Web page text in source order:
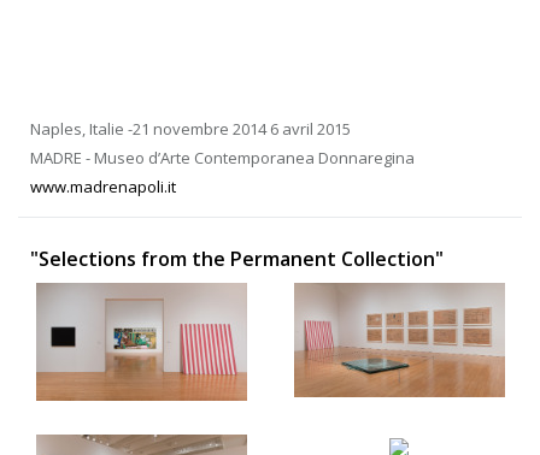
Naples, Italie -21 novembre 2014 6 avril 2015
MADRE - Museo d’Arte Contemporanea Donnaregina
www.madrenapoli.it
"Selections from the Permanent Collection"